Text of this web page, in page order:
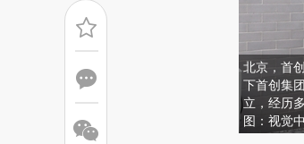
北京，首
下首创集
立，经历
图：视觉